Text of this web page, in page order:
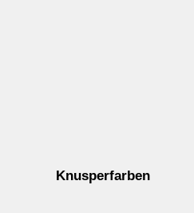
Knusperfarben